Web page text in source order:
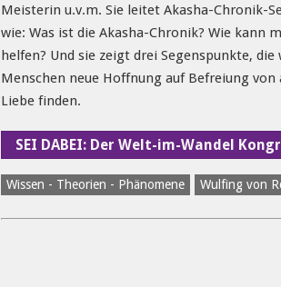
Meisterin u.v.m. Sie leitet Akasha-Chronik-
wie: Was ist die Akasha-Chronik? Wie kann
helfen? Und sie zeigt drei Segenspunkte,
Menschen neue Hoffnung auf Befreiung
Liebe finden.
SEI DABEI: Der Welt-im-Wandel
Wissen - Theorien - Phänomene Wulfing von